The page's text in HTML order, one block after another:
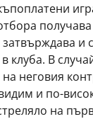
и
клуба. В
неговия
и по-
на